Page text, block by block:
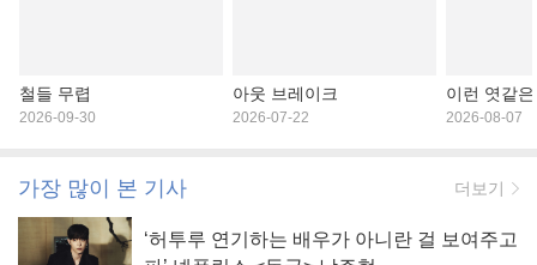
철들 무렵
2026-09-30
아웃 브레이크
2026-07-22
이런 엿같
2026-08-07
가장 많이 본 기사 더보기
‘허투루 연기하는 배우가 아니란 걸 보여주고